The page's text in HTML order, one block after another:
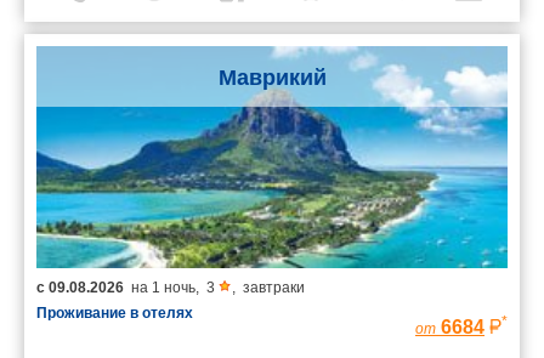
Маврикий
с 09.08.2026 на 1 ночь, 3 , завтраки
Проживание в отелях
от 6684 *